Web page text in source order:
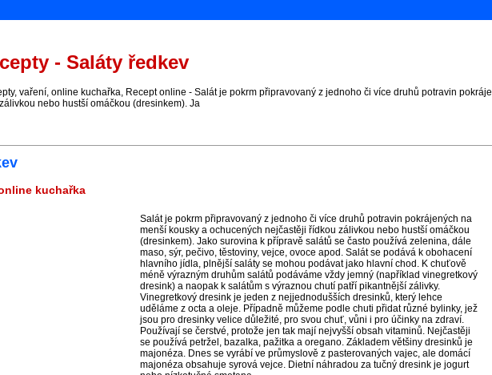
- Saláty ředkev
vaření, online kuchařka, Recept online - Salát je pokrm připravovaný z jednoho či více druhů potravin
nebo hustší omáčkou (dresinkem). Ja
kuchařka
Salát je pokrm připravovaný z jednoho či více druhů potravin pokrájených na
menší kousky a ochucených nejčastěji řídkou zálivkou nebo hustší omáčkou
(dresinkem). Jako surovina k přípravě salátů se často používá zelenina, dále
maso, sýr, pečivo, těstoviny, vejce, ovoce apod. Salát se podává k obohacení
hlavního jídla, plnější saláty se mohou podávat jako hlavní chod. K chuťově
méně výrazným druhům salátů podáváme vždy jemný (například vinegretkový
dresink) a naopak k salátům s výraznou chutí patří pikantnější zálivky.
Vinegretkový dresink je jeden z nejjednodušších dresinků, který lehce
uděláme z octa a oleje. Případně můžeme podle chuti přidat různé bylinky, jež
jsou pro dresinky velice důležité, pro svou chuť, vůni i pro účinky na zdraví.
Používají se čerstvé, protože jen tak mají nejvyšší obsah vitaminů. Nejčastěji
se používá petržel, bazalka, pažitka a oregano. Základem většiny dresinků je
majonéza. Dnes se vyrábí ve průmyslově z pasterovaných vajec, ale domácí
majonéza obsahuje syrová vejce. Dietní náhradou za tučný dresink je jogurt